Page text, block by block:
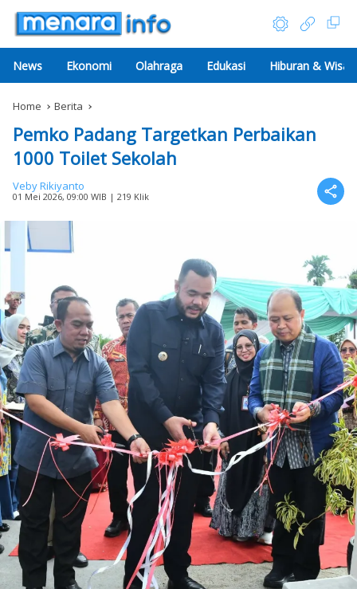
News Ekonomi Olahraga Edukasi Hiburan &
Home Berita
Pemko Padang Targetkan Perbaikan
1000 Toilet Sekolah
Veby Rikiyanto
01 Mei 2026, 09:00 WIB | 219 Klik